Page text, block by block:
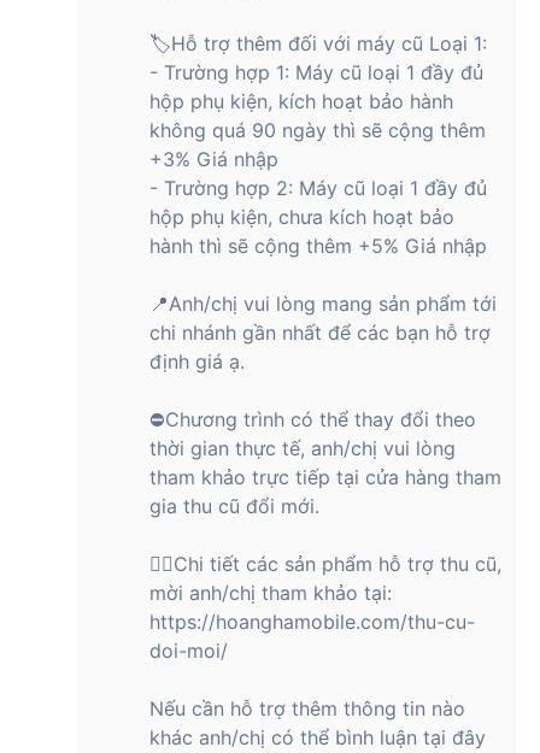
🏷Hỗ trợ thêm đối với máy cũ Loại 1:
- Trường hợp 1: Máy cũ loại 1 đầy đủ
hộp phụ kiện, kích hoạt bảo hành
không quá 90 ngày thì sẽ cộng thêm
+3% Giá nhập
- Trường hợp 2: Máy cũ loại 1 đầy đủ
hộp phụ kiện, chưa kích hoạt bảo
hành thì sẽ cộng thêm +5% Giá nhập
📍Anh/chị vui lòng mang sản phẩm tới
chi nhánh gần nhất để các bạn hỗ trợ
định giá ạ.
⛔Chương trình có thể thay đổi theo
thời gian thực tế, anh/chị vui lòng
tham khảo trực tiếp tại cửa hàng tham
gia thu cũ đổi mới.
👉🏻Chi tiết các sản phẩm hỗ trợ thu cũ,
mời anh/chị tham khảo tại:
https://hoanghamobile.com/thu-cu-
doi-moi/
Nếu cần hỗ trợ thêm thông tin nào
khác anh/chị có thể bình luận tại đây